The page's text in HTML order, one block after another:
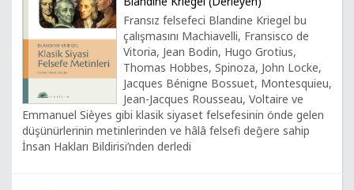
Fransız felsefeci Blandine Kriegel bu
çalışmasını Machiavelli, Fransisco de
Vitoria, Jean Bodin, Hugo Grotius,
Thomas Hobbes, Spinoza, John Locke,
Jacques Bénigne Bossuet, Montesquieu,
Jean-Jacques Rousseau, Voltaire ve
Emmanuel Sièyes gibi klasik siyaset felsefesinin önde gelen
düşünürlerinin metinlerinden ve hâlâ felsefi değere sahip
İnsan Hakları Bildirisi’nden derledi